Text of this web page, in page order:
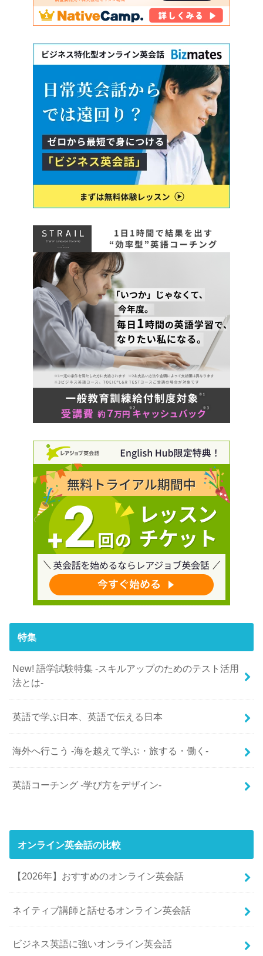
特集
New! 語学試験特集 -スキルアップのためのテスト活用
法とは-
英語で学ぶ日本、英語で伝える日本
海外へ行こう -海を越えて学ぶ・旅する・働く-
英語コーチング -学び方をデザイン-
オンライン英会話の比較
【2026年】おすすめのオンライン英会話
ネイティブ講師と話せるオンライン英会話
ビジネス英語に強いオンライン英会話